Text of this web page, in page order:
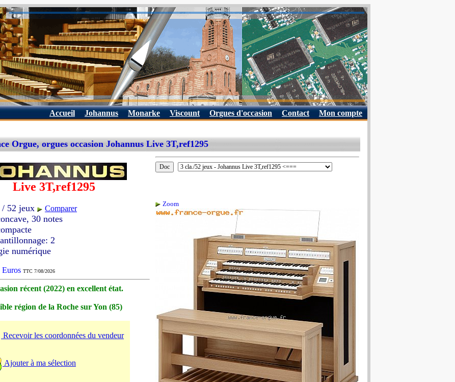
Accueil Johannus Monarke Viscount Orgues d'occasion Contact Mon compte
Orgue, orgues occasion Johannus Live 3T,ref1295
Live 3T,ref1295
/ 52 jeux Comparer
30 notes
2
numérique
TTC 7/08/2026
récent (2022) en excellent état.
région de la Roche sur Yon (85)
Recevoir les coordonnées du vendeur
Ajouter à ma sélection
Zoom